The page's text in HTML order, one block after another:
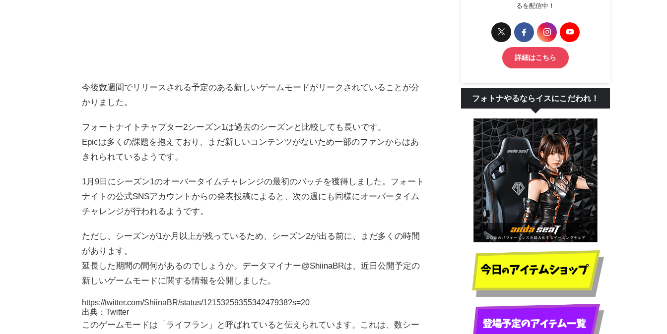
今後数週間でリリースされる予定のある新しいゲームモードがリークされていることが分
かりました。
フォートナイトチャプター2シーズン1は過去のシーズンと比較しても長いです。
Epicは多くの課題を抱えており、まだ新しいコンテンツがないため一部のファンからはあ
きれられているようです。
1月9日にシーズン1のオーバータイムチャレンジの最初のバッチを獲得しました。フォート
ナイトの公式SNSアカウントからの発表投稿によると、次の週にも同様にオーバータイム
チャレンジが行われるようです。
ただし、シーズンが1か月以上が残っているため、シーズン2が出る前に、まだ多くの時間
があります。
延長した期間の間何があるのでしょうか。データマイナー@ShiinaBRは、近日公開予定の
新しいゲームモードに関する情報を公開しました。
https://twitter.com/ShiinaBR/status/1215325935534247938?s=20
出典：Twitter
このゲームモードは「ライフラン」と呼ばれていると伝えられています。これは、数シー
るを配信中！
詳細はこちら
フォトナやるならイスにこだわれ！